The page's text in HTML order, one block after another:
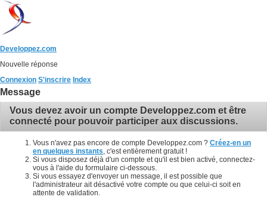
Developpez.com
Nouvelle réponse
Connexion S'inscrire Index
Message
Vous devez avoir un compte Developpez.com et être
connecté pour pouvoir participer aux discussions.
Vous n'avez pas encore de compte Developpez.com ? Créez-en un
en quelques instants , c'est entièrement gratuit !
Si vous disposez déjà d'un compte et qu'il est bien activé, connectez-
vous à l'aide du formulaire ci-dessous.
Si vous essayez d'envoyer un message, il est possible que
l'administrateur ait désactivé votre compte ou que celui-ci soit en
attente de validation.